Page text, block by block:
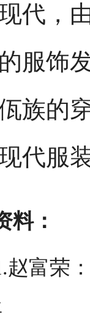
，由
服饰
族的
代服
料：
荣：